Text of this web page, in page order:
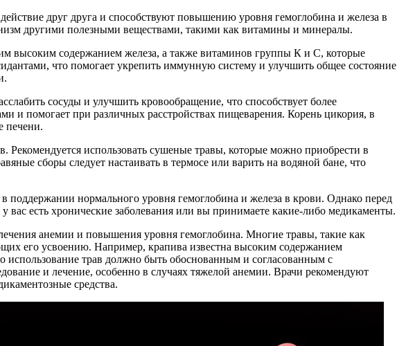
друг друга и способствуют повышению уровня гемоглобина и железа в
другими полезными веществами, такими как витамины и минералы.
высоким содержанием железа, а также витаминов группы К и С, которые
что помогает укрепить иммунную систему и улучшить общее состояние
сосуды и улучшить кровообращение, что способствует более
и помогает при различных расстройствах пищеварения. Корень цикория, в
печени.
Рекомендуется использовать сушеные травы, которые можно приобрести в
сборы следует настаивать в термосе или варить на водяной бане, что
нормального уровня гемоглобина и железа в крови. Однако перед
вас есть хронические заболевания или вы принимаете какие-либо медикаменты.
анемии и повышения уровня гемоглобина. Многие травы, такие как
его усвоению. Например, крапива известна высоким содержанием
трав должно быть обоснованным и согласованным с
и лечение, особенно в случаях тяжелой анемии. Врачи рекомендуют
средства.